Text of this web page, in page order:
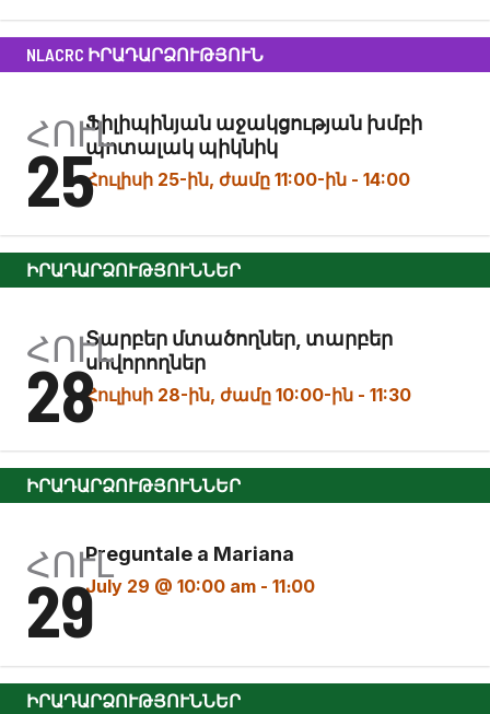
NLACRC ԻՐԱԴԱՐՁՈՒԹՅՈՒՆ
ՀՈՒԼ
25
Ֆիլիպինյան աջակցության խմբի
պոտալակ պիկնիկ
Հուլիսի 25-ին, ժամը 11:00-ին - 14:00
ԻՐԱԴԱՐՁՈՒԹՅՈՒՆՆԵՐ
ՀՈՒԼ
28
Տարբեր մտածողներ, տարբեր
սովորողներ
Հուլիսի 28-ին, ժամը 10:00-ին - 11:30
ԻՐԱԴԱՐՁՈՒԹՅՈՒՆՆԵՐ
ՀՈՒԼ
29
Preguntale a Mariana
July 29 @ 10:00 am - 11։00
ԻՐԱԴԱՐՁՈՒԹՅՈՒՆՆԵՐ